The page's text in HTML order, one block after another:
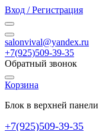
Вход / Регистрация
salonvival@yandex.ru
+7(925)509-39-35
Обратный звонок
Корзина
Блок в верхней панели
+7(925)509-39-35